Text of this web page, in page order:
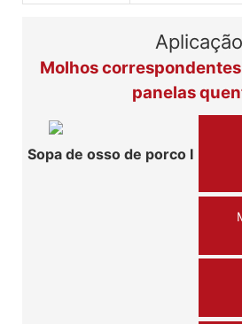
Molhos
panelas
Sopa de osso de porco Ⅰ